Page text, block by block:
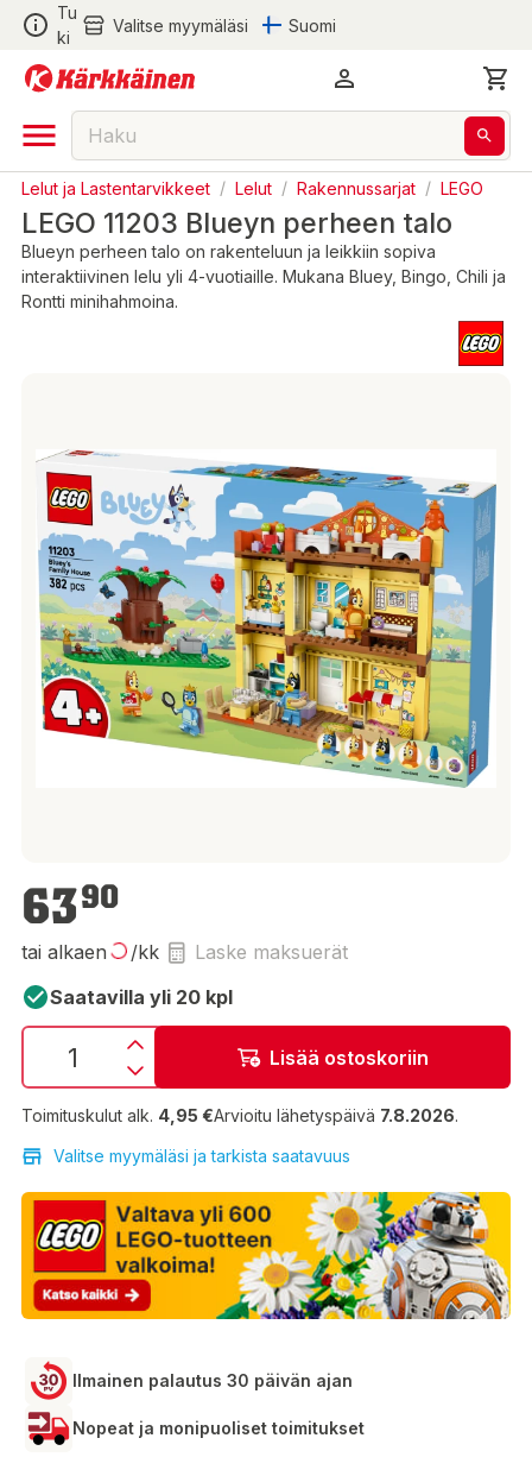
Tu
ki
Valitse myymäläsi Suomi
Lelut ja Lastentarvikkeet / Lelut / Rakennussarjat / LEGO
LEGO 11203 Blueyn perheen talo
Blueyn perheen talo on rakenteluun ja leikkiin sopiva
interaktiivinen lelu yli 4-vuotiaille. Mukana Bluey, Bingo, Chili ja
Rontti minihahmoina.
6390
tai alkaen /kk
Laske maksuerät
Saatavilla yli 20 kpl
Lisää ostoskoriin
Toimituskulut alk. 4,95 €Arvioitu lähetyspäivä 7.8.2026.
Valitse myymäläsi ja tarkista saatavuus
Ilmainen palautus 30 päivän ajan
Nopeat ja monipuoliset toimitukset